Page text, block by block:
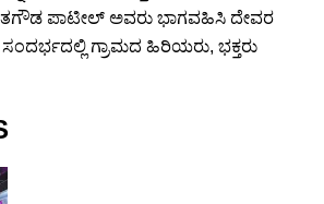
ಪಾಟೀಲ್ ಅವರು ಭಾಗವಹಿಸಿ ದೇವರ
ಗ್ರಾಮದ ಹಿರಿಯರು, ಭಕ್ತರು